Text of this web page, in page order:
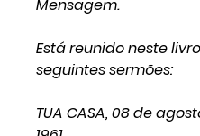
Mensagem.
Está reunido neste
seguintes sermões:
TUA CASA, 08 de